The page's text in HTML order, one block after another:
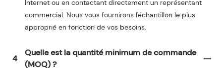
Internet ou en contactant directement un représentant
commercial. Nous vous fournirons l'échantillon le plus
approprié en fonction de vos besoins.
4
Quelle est la quantité minimum de commande
(MOQ) ?